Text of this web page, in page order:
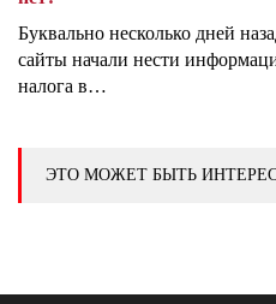
Буквально несколько дней
сайты начали нести
налога в…
ЭТО МОЖЕТ БЫТЬ